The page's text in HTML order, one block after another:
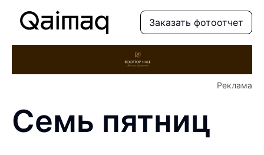
Заказать фотоотчет
Реклама
Семь пятниц